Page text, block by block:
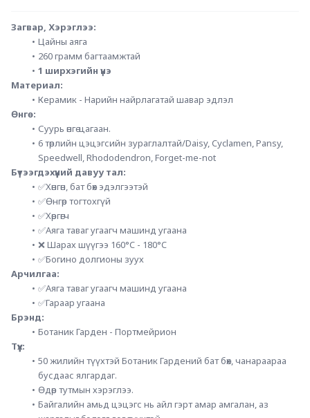
Загвар, Хэрэглээ:
Цайны аяга
260 грамм багтаамжтай
1 ширхэгийн үнэ
Материал:
Керамик - Нарийн найрлагатай шавар эдлэл
Өнгө:
Суурь өнгө-цагаан.
6 төрлийн цэцэгсийн зураглалтай/Daisy, Cyclamen, Pansy,
Speedwell, Rhododendron, Forget-me-not
Бүтээгдэхүүний давуу тал:
✅Хөнгөн, бат бөх эдэлгээтэй
✅Өнгөр тогтохгүй
✅Хөргөгч
✅Аяга таваг угаагч машинд угаана
❌ Шарах шүүгээ 160°C - 180°C
✅Богино долгионы зуух
Арчилгаа:
✅Аяга таваг угаагч машинд угаана
✅Гараар угаана
Брэнд:
Ботаник Гарден - Портмейрион
Түүх:
50 жилийн түүхтэй Ботаник Гардений бат бөх, чанараараа
бусдаас ялгардаг.
Өдөр тутмын хэрэглээ.
Байгалийн амьд цэцэгс нь айл гэрт амар амгалан, аз